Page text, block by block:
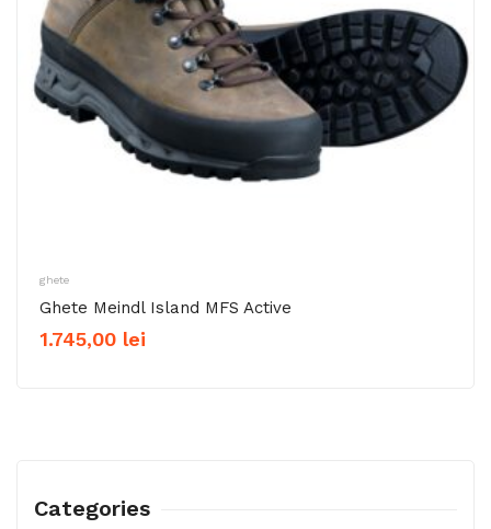
ghete
Ghete Meindl Island MFS Active
1.745,00 lei
Categories